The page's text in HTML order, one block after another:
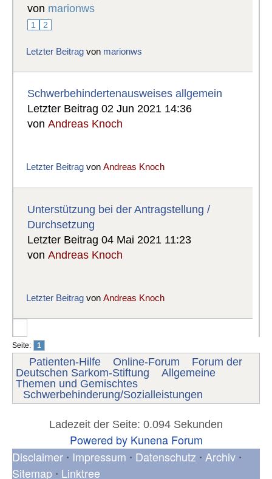
von marionws
1 2
Letzter Beitrag von marionws
Schwerbehindertenausweises allgemein
Letzter Beitrag 02 Jun 2021 14:36
vonAndreas Knoch
Letzter Beitrag vonAndreas Knoch
Unterstützung bei der Antragstellung /
Durchsetzung
Letzter Beitrag 04 Mai 2021 11:23
vonAndreas Knoch
Letzter Beitrag vonAndreas Knoch
Seite: 1
Patienten-Hilfe Online-Forum
Forum der
Deutschen Sarkom-Stiftung
Allgemeine
Themen und Gemischtes
Schwerbehinderung/Sozialleistungen
Ladezeit der Seite: 0.094 Sekunden
Powered by Kunena Forum
Disclaimer • Impressum • Datenschutz • Archiv •
Sitemap • Linktree